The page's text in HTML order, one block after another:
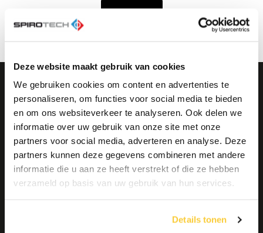
Deze website maakt gebruik van cookies
We gebruiken cookies om content en advertenties te
personaliseren, om functies voor social media te bieden
en om ons websiteverkeer te analyseren. Ook delen we
informatie over uw gebruik van onze site met onze
partners voor social media, adverteren en analyse. Deze
partners kunnen deze gegevens combineren met andere
informatie die u aan ze heeft verstrekt of die ze hebben
verzameld op basis van uw gebruik van hun services.
Details tonen
Heeft u vragen?
Neem dan contact op
met onze specialisten
Neem
contact op
met ons
Blijf op de hoogte